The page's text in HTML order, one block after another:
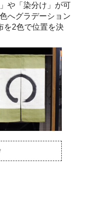
や「染分け」が可
へグラデーション
を2色で位置を決